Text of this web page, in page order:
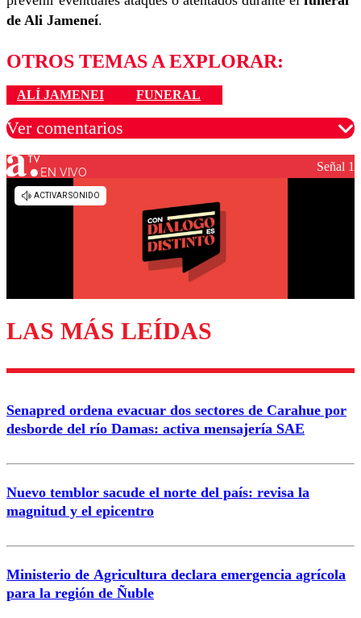
de Ali Jameneí.
OTROS TEMAS A EXPLORAR:
ALÍ JAMENEI FUNERAL
Ver comentarios
Los comentarios son moderados para garantizar un
Enviar comentario
EN VIVO Señal 1
LAS MÁS LEÍDAS
Senapred ordena evacuar dos sectores de Carahue por
desborde del río Damas: activa mensajería SAE
Nuevo temblor sacude el norte del país: revisa la
magnitud y el epicentro
Ministerio de Agricultura declara emergencia agrícola
para la región de Ñuble